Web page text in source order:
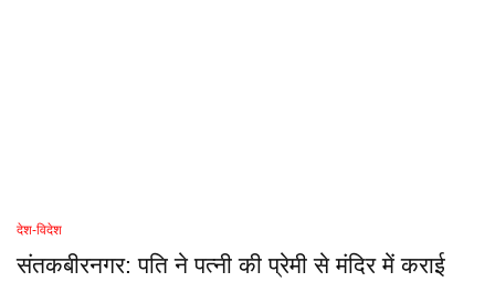
देश-विदेश
संतकबीरनगर: पति ने पत्नी की प्रेमी से मंदिर में कराई